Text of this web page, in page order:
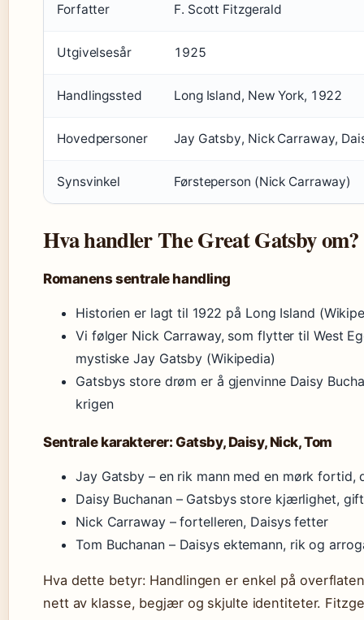
Forfatter F. Scott Fitzgerald
Utgivelsesår 1925
Handlingssted Long Island, New York, 1922
Hovedpersoner Jay Gatsby, Nick Carraway,
Synsvinkel Førsteperson (Nick Carraway)
Hva handler The Great Gatsby om?
Romanens sentrale handling
Historien er lagt til 1922 på Long Island
Vi følger Nick Carraway, som flytter til West
mystiske Jay Gatsby (Wikipedia)
Gatsbys store drøm er å gjenvinne Daisy
krigen
Sentrale karakterer: Gatsby, Daisy, Nick, Tom
Jay Gatsby – en rik mann med en mørk
Daisy Buchanan – Gatsbys store kjærlighet,
Nick Carraway – fortelleren, Daisys fetter
Tom Buchanan – Daisys ektemann, rik og
Hva dette betyr: Handlingen er enkel på
nett av klasse, begjær og skjulte identiteter.